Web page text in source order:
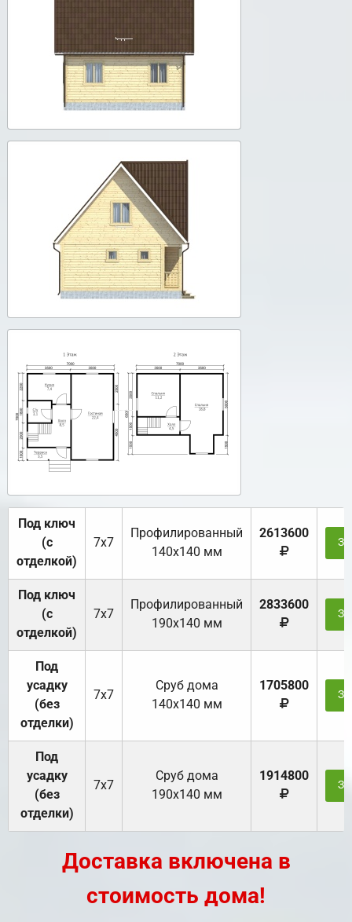
Под ключ
(с
отделкой)
7х7
Профилированный
140х140 мм
2613600
Под ключ
(с
отделкой)
7х7
Профилированный
190х140 мм
2833600
Под
усадку
(без
отделки)
7х7
Cруб дома
140х140 мм
1705800
Под
усадку
(без
отделки)
7х7
Cруб дома
190х140 мм
1914800
Доставка включена в
стоимость дома!